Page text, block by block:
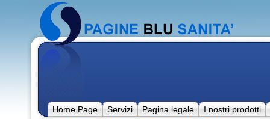
Home Page Servizi Pagina legale
I nostri prodotti